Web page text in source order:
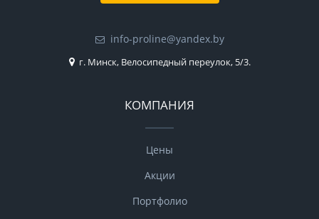
info-proline@yandex.by
г. Минск, Велосипедный переулок, 5/3.
КОМПАНИЯ
Цены
Акции
Портфолио